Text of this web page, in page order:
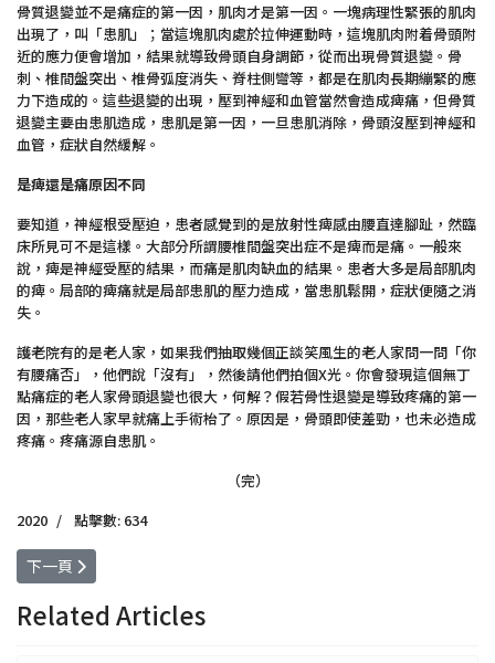
骨質退變並不是痛症的第一因，肌肉才是第一因。一塊病理性緊張的肌肉
出現了，叫「患肌」；當這塊肌肉處於拉伸運動時，這塊肌肉附着骨頭附
近的應力便會增加，結果就導致骨頭自身調節，從而出現骨質退變。骨
刺、椎間盤突出、椎骨弧度消失、脊柱側彎等，都是在肌肉長期繃緊的應
力下造成的。這些退變的出現，壓到神經和血管當然會造成痺痛，但骨質
退變主要由患肌造成，患肌是第一因，一旦患肌消除，骨頭沒壓到神經和
血管，症狀自然緩解。
是痺還是痛原因不同
要知道，神經根受壓迫，患者感覺到的是放射性痺感由腰直達腳趾，然臨
床所見可不是這樣。大部分所謂腰椎間盤突出症不是痺而是痛。一般來
說，痺是神經受壓的結果，而痛是肌肉缺血的結果。患者大多是局部肌肉
的痺。局部的痺痛就是局部患肌的壓力造成，當患肌鬆開，症狀便隨之消
失。
護老院有的是老人家，如果我們抽取幾個正談笑風生的老人家問一問「你
有腰痛否」，他們說「沒有」，然後請他們拍個X光。你會發現這個無丁
點痛症的老人家骨頭退變也很大，何解？假若骨性退變是導致疼痛的第一
因，那些老人家早就痛上手術枱了。原因是，骨頭即使差勁，也未必造成
疼痛。疼痛源自患肌。
（完）
2020
點擊數: 634
下一篇文章: 氣 療 百 病 224. 如廁站不起來
下一頁
Related Articles